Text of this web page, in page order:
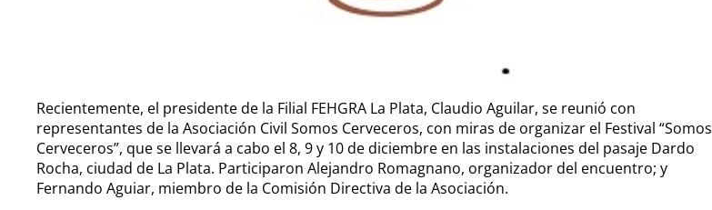
Recientemente, el presidente de la Filial FEHGRA La Plata, Claudio Aguilar, se reunió con
representantes de la Asociación Civil Somos Cerveceros, con miras de organizar el Festival “Somos
Cerveceros”, que se llevará a cabo el 8, 9 y 10 de diciembre en las instalaciones del pasaje Dardo
Rocha, ciudad de La Plata. Participaron Alejandro Romagnano, organizador del encuentro; y
Fernando Aguiar, miembro de la Comisión Directiva de la Asociación.